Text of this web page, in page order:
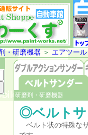
・研磨機器 ＞ エアツール
研磨剤・研磨機器
◎ベルト
ベルト状の特殊な